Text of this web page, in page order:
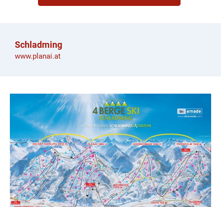
Schladming
www.planai.at